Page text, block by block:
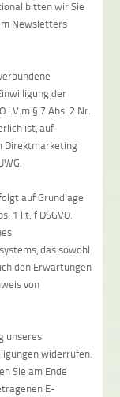
bitten wir Sie
Newsletters
der
i.V.m § 7 Abs. 2 Nr.
ist, auf
Direktmarketing
auf Grundlage
1 lit. f DSGVO.
das sowohl
den Erwartungen
von
unseres
widerrufen.
Sie am Ende
E-